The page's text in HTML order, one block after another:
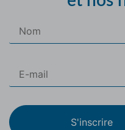
S'inscrire